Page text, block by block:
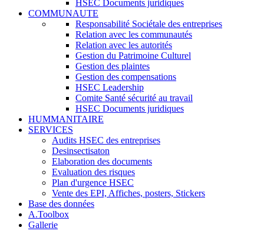
HSEC Documents juridiques
COMMUNAUTE
Responsabilité Sociétale des entreprises
Relation avec les communautés
Relation avec les autorités
Gestion du Patrimoine Culturel
Gestion des plaintes
Gestion des compensations
HSEC Leadership
Comite Santé sécurité au travail
HSEC Documents juridiques
HUMMANITAIRE
SERVICES
Audits HSEC des entreprises
Desinsectisaton
Elaboration des documents
Evaluation des risques
Plan d'urgence HSEC
Vente des EPI, Affiches, posters, Stickers
Base des données
A.Toolbox
Gallerie